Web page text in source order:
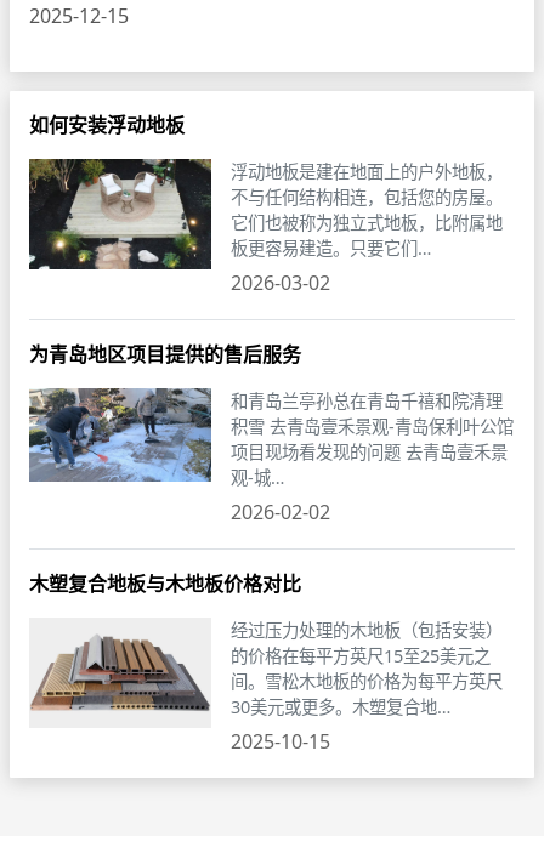
2025-12-15
如何安装浮动地板
浮动地板是建在地面上的户外地板，
不与任何结构相连，包括您的房屋。
它们也被称为独立式地板，比附属地
板更容易建造。只要它们…
2026-03-02
为青岛地区项目提供的售后服务
和青岛兰亭孙总在青岛千禧和院清理
积雪 去青岛壹禾景观-青岛保利叶公馆
项目现场看发现的问题 去青岛壹禾景
观-城…
2026-02-02
木塑复合地板与木地板价格对比
经过压力处理的木地板（包括安装）
的价格在每平方英尺15至25美元之
间。雪松木地板的价格为每平方英尺
30美元或更多。木塑复合地…
2025-10-15